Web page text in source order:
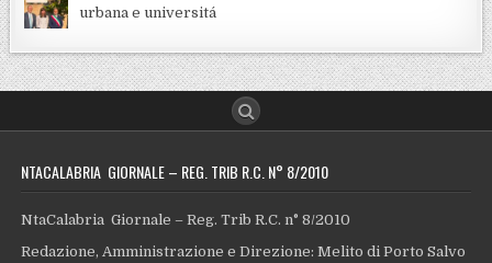
urbana e universitá
NTACALABRIA GIORNALE – REG. TRIB R.C. N° 8/2010
NtaCalabria Giornale – Reg. Trib R.C. n° 8/2010
Redazione, Amministrazione e Direzione: Melito di Porto Salvo